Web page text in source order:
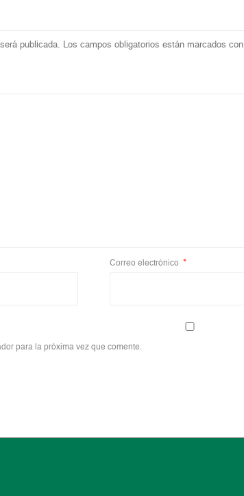
publicada. Los campos obligatorios están marcados con
Correo electrónico *
para la próxima vez que comente.